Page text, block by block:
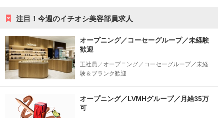
注目！今週のイチオシ美容部員求人
オープニング／コーセーグループ／未経験
歓迎
正社員／オープニング／コーセーグループ／未経
験＆ブランク歓迎
オープニング／LVMHグループ／月給35万
可